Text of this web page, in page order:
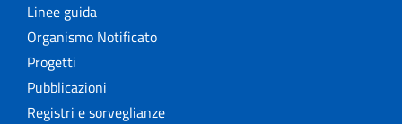
Linee guida
Organismo Notificato
Progetti
Pubblicazioni
Registri e sorveglianze